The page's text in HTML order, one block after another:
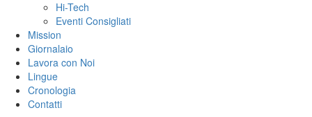
Hi-Tech
Eventi Consigliati
Mission
Giornalaio
Lavora con Noi
Lingue
Cronologia
Contatti